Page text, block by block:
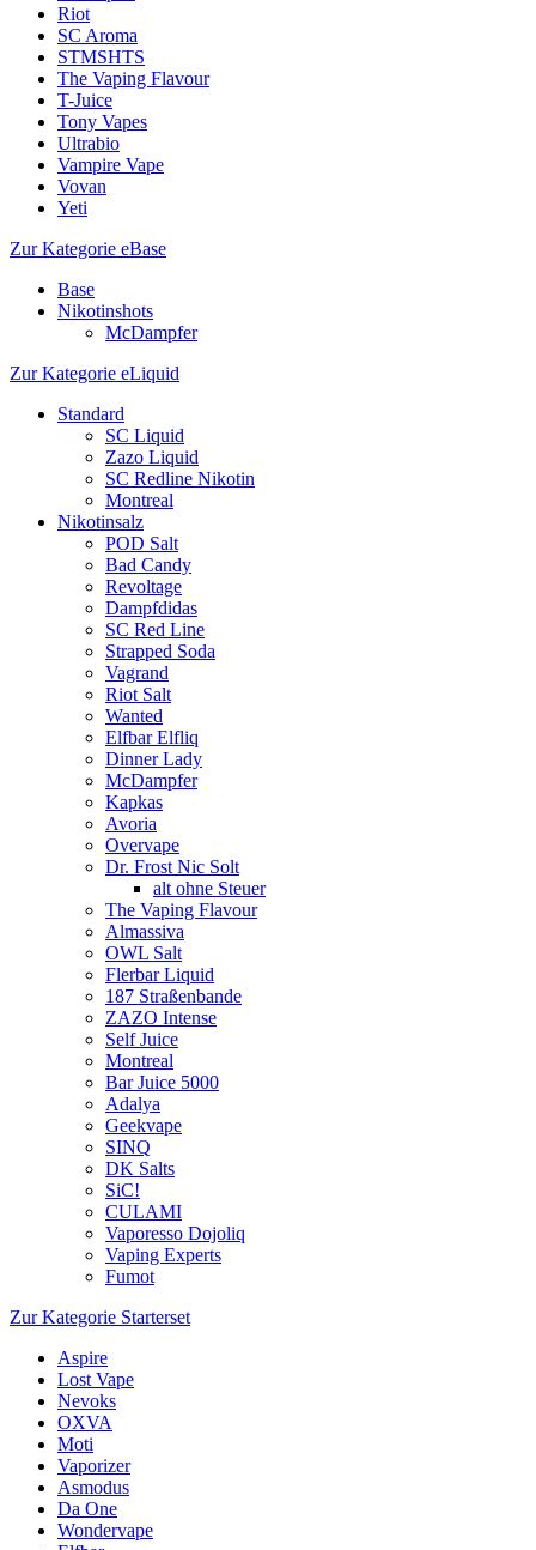
Riot
SC Aroma
STMSHTS
The Vaping Flavour
T-Juice
Tony Vapes
Ultrabio
Vampire Vape
Vovan
Yeti
Zur Kategorie eBase
Base
Nikotinshots
McDampfer
Zur Kategorie eLiquid
Standard
SC Liquid
Zazo Liquid
SC Redline Nikotin
Montreal
Nikotinsalz
POD Salt
Bad Candy
Revoltage
Dampfdidas
SC Red Line
Strapped Soda
Vagrand
Riot Salt
Wanted
Elfbar Elfliq
Dinner Lady
McDampfer
Kapkas
Avoria
Overvape
Dr. Frost Nic Solt
alt ohne Steuer
The Vaping Flavour
Almassiva
OWL Salt
Flerbar Liquid
187 Straßenbande
ZAZO Intense
Self Juice
Montreal
Bar Juice 5000
Adalya
Geekvape
SINQ
DK Salts
SiC!
CULAMI
Vaporesso Dojoliq
Vaping Experts
Fumot
Zur Kategorie Starterset
Aspire
Lost Vape
Nevoks
OXVA
Moti
Vaporizer
Asmodus
Da One
Wondervape